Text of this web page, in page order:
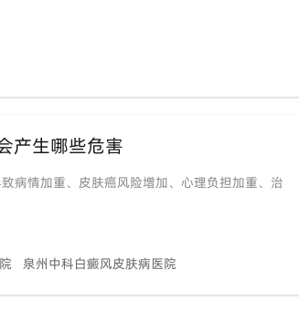
产生哪些危害
病情加重、皮肤癌风险增加、心理负担加重、治
泉州中科白癜风皮肤病医院